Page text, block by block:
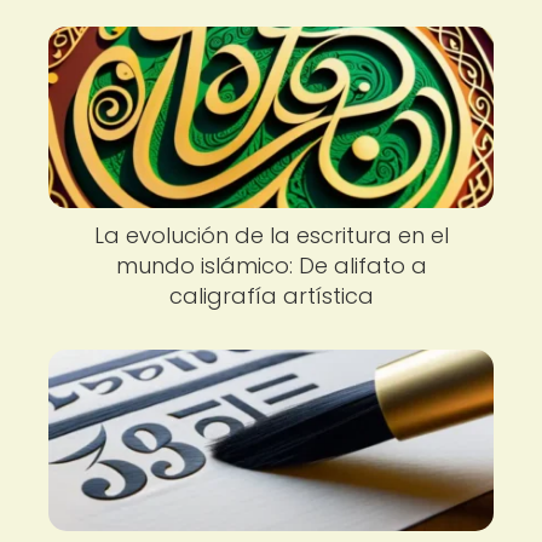
La evolución de la escritura en el
mundo islámico: De alifato a
caligrafía artística